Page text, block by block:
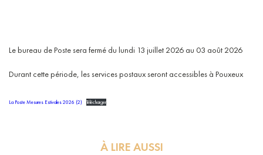
Le bureau de Poste sera fermé du lundi 13 juillet 2026 au 03 août 2026
Durant cette période, les services postaux seront accessibles à Pouxeux
La Poste Mesures Estivales 2026 (2) Télécharger
À LIRE AUSSI